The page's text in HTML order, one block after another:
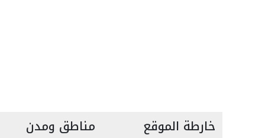
خارطة الموقع مناطق ومدن